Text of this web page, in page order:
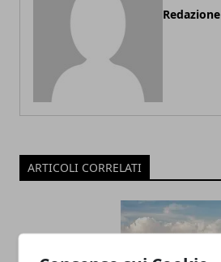
Redazione
ARTICOLI CORRELATI